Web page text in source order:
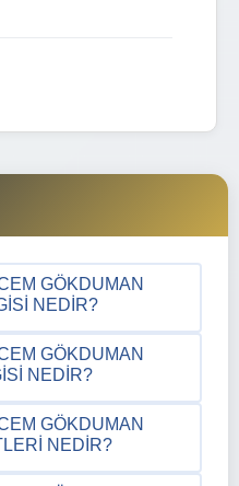
GÖKDUMAN
NEDIR?
GÖKDUMAN
NEDIR?
GÖKDUMAN
NEDIR?